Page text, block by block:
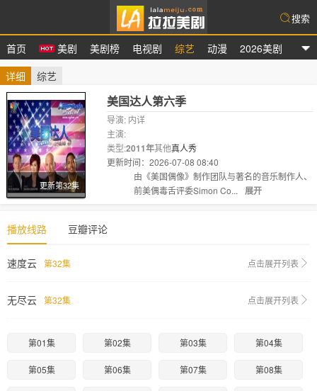
首页 美剧 美剧榜 电视剧 综艺 动漫 2026美剧
搜索
详细 综艺
更新第32集
美国达人第六季
导演: 内详
主演:
类型:2011年其他真人秀
更新时间：2026-07-08 08:40
由《美国偶像》制作团队与著名的音乐制作人、
前美偶毒舌评委Simon Co...
展开
播放线路 豆瓣评论
速度云 第32集 点击展开列表
无尽云 第32集 点击展开列表
第01集 第02集 第03集 第04集
第05集 第06集 第07集 第08集